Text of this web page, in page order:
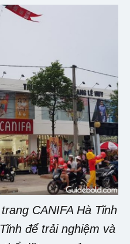
CANIFA Hà Tĩnh
để trải nghiệm và